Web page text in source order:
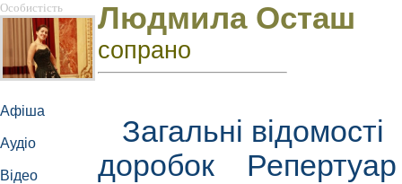
Особистість
Афіша
Аудіо
Відео
Людмила Осташ
сопрано
Загальні відомості
доробок